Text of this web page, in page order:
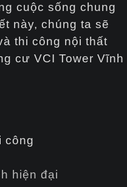
cuộc sống chung
này, chúng ta sẽ
thi công nội thất
cư VCI Tower Vĩnh
công
hiện đại